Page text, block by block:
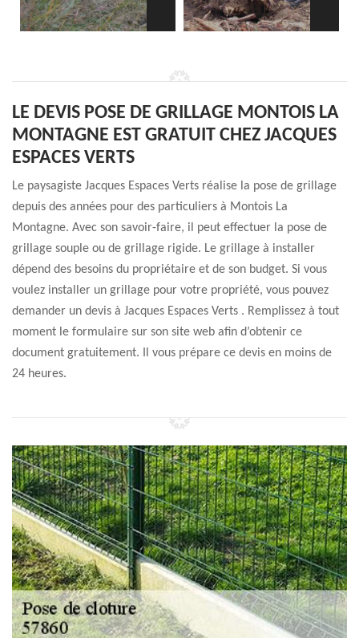
LE DEVIS POSE DE GRILLAGE MONTOIS LA
MONTAGNE EST GRATUIT CHEZ JACQUES
ESPACES VERTS
Le paysagiste Jacques Espaces Verts réalise la pose de grillage
depuis des années pour des particuliers à Montois La
Montagne. Avec son savoir-faire, il peut effectuer la pose de
grillage souple ou de grillage rigide. Le grillage à installer
dépend des besoins du propriétaire et de son budget. Si vous
voulez installer un grillage pour votre propriété, vous pouvez
demander un devis à Jacques Espaces Verts . Remplissez à tout
moment le formulaire sur son site web afin d’obtenir ce
document gratuitement. Il vous prépare ce devis en moins de
24 heures.